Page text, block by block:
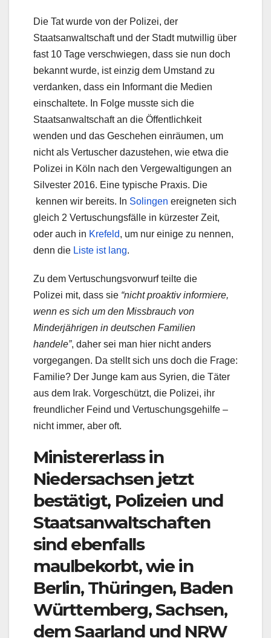
Die Tat wurde von der Polizei, der
Staatsanwaltschaft und der Stadt mutwillig über
fast 10 Tage verschwiegen, dass sie nun doch
bekannt wurde, ist einzig dem Umstand zu
verdanken, dass ein Informant die Medien
einschaltete. In Folge musste sich die
Staatsanwaltschaft an die Öffentlichkeit
wenden und das Geschehen einräumen, um
nicht als Vertuscher dazustehen, wie etwa die
Polizei in Köln nach den Vergewaltigungen an
Silvester 2016. Eine typische Praxis. Die
kennen wir bereits. In Solingen ereigneten sich
gleich 2 Vertuschungsfälle in kürzester Zeit,
oder auch in Krefeld, um nur einige zu nennen,
denn die Liste ist lang.
Zu dem Vertuschungsvorwurf teilte die
Polizei mit, dass sie “nicht proaktiv informiere,
wenn es sich um den Missbrauch von
Minderjährigen in deutschen Familien
handele”, daher sei man hier nicht anders
vorgegangen. Da stellt sich uns doch die Frage:
Familie? Der Junge kam aus Syrien, die Täter
aus dem Irak. Vorgeschützt, die Polizei, ihr
freundlicher Feind und Vertuschungsgehilfe –
nicht immer, aber oft.
Ministererlass in
Niedersachsen jetzt
bestätigt, Polizeien und
Staatsanwaltschaften
sind ebenfalls
maulbekorbt, wie in
Berlin, Thüringen, Baden
Württemberg, Sachsen,
dem Saarland und NRW